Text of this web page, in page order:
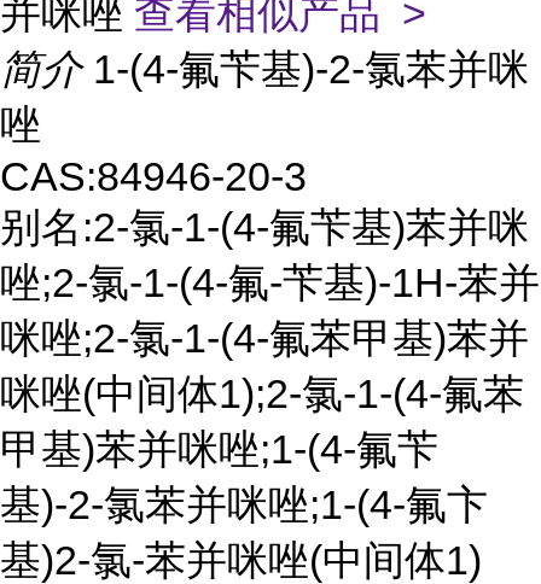
并咪唑 查看相似产品 >
简介 1-(4-氟苄基)-2-氯苯并咪
唑
CAS:84946-20-3
别名:2-氯-1-(4-氟苄基)苯并咪
唑;2-氯-1-(4-氟-苄基)-1H-苯并
咪唑;2-氯-1-(4-氟苯甲基)苯并
咪唑(中间体1);2-氯-1-(4-氟苯
甲基)苯并咪唑;1-(4-氟苄
基)-2-氯苯并咪唑;1-(4-氟卞
基)2-氯-苯并咪唑(中间体1)